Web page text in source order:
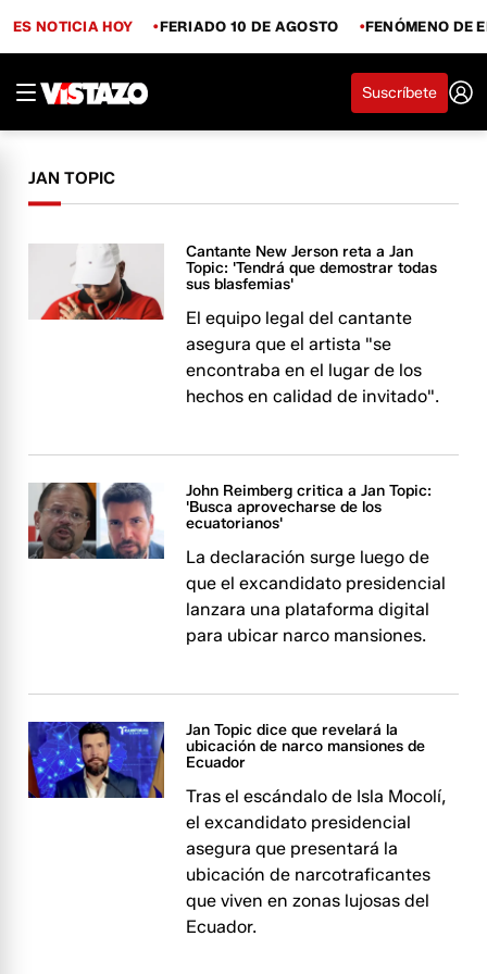
ES NOTICIA HOY FERIADO 10 DE AGOSTO FENÓMENO DE
Suscríbete
JAN TOPIC
Cantante New Jerson reta a Jan
Topic: 'Tendrá que demostrar todas
sus blasfemias'
El equipo legal del cantante
asegura que el artista "se
encontraba en el lugar de los
hechos en calidad de invitado".
John Reimberg critica a Jan Topic:
'Busca aprovecharse de los
ecuatorianos'
La declaración surge luego de
que el excandidato presidencial
lanzara una plataforma digital
para ubicar narco mansiones.
Jan Topic dice que revelará la
ubicación de narco mansiones de
Ecuador
Tras el escándalo de Isla Mocolí,
el excandidato presidencial
asegura que presentará la
ubicación de narcotraficantes
que viven en zonas lujosas del
Ecuador.